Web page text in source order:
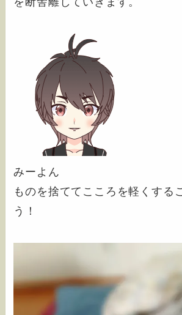
みーよん
ものを捨ててこころを軽くする
う！